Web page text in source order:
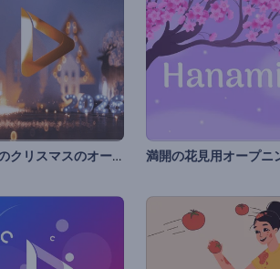
祝祭のクリスマスのオープニング動画